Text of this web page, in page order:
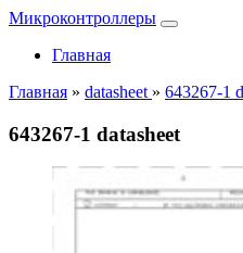
Микроконтроллеры
Главная
Главная » datasheet » 643267-1
643267-1 datasheet